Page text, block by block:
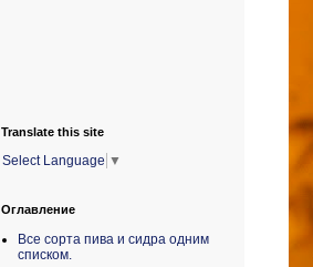
Translate this site
Select Language ▼
Оглавление
Все сорта пива и сидра одним
списком.